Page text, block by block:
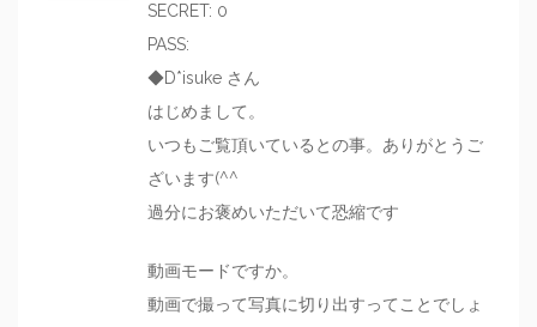
SECRET: 0
PASS:
◆D*isuke さん
はじめまして。
いつもご覧頂いているとの事。ありがとうご
ざいます(^^
過分にお褒めいただいて恐縮です
動画モードですか。
動画で撮って写真に切り出すってことでしょ